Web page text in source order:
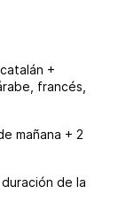
+
francés,
mañana + 2
de la